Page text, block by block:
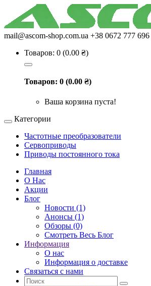
mail@ascom-shop.com.ua +38 0672 777 696
Товаров: 0 (0.00 ₴)
Товаров: 0 (0.00 ₴)
Ваша корзина пуста!
Категории
Частотные преобразователи
Сервоприводы
Приводы постоянного тока
Главная
О Нас
Акции
Блог
Новости (1)
Анонсы (1)
Обзоры (0)
Смотреть Весь Блог
Информация
О нас
Информация о доставке
Связаться с нами